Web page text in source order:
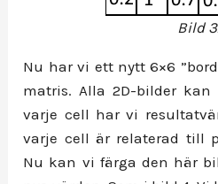
Bild
Nu har vi ett nytt 6×6
matris. Alla 2D-bilder kan
varje cell har vi
varje cell är relaterad till
Nu kan vi färga den här